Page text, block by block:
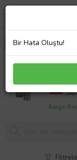
Vegan
Kalıcı,
%14
Kargo
Filtrele
Bir Hata Oluştu!